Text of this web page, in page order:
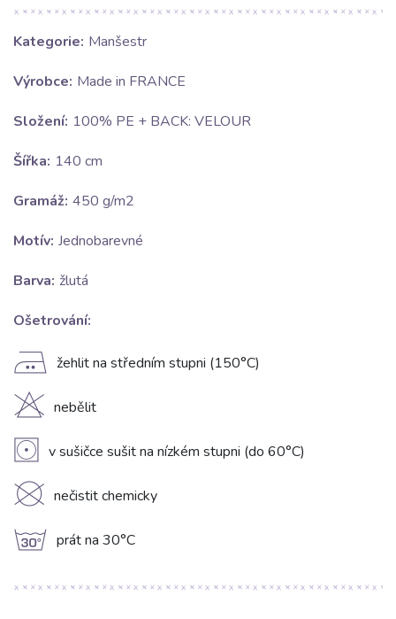
Kategorie: Manšestr
Výrobce: Made in FRANCE
Složení: 100% PE + BACK: VELOUR
Šířka: 140 cm
Gramáž: 450 g/m2
Motív: Jednobarevné
Barva: žlutá
Ošetrování:
E žehlit na středním stupni (150°C)
H nebělit
V v sušičce sušit na nízkém stupni (do 60°C)
K nečistit chemicky
g prát na 30°C